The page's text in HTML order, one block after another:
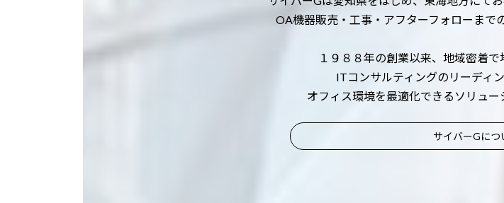
OA機器販売・工事・アフターフォローまで
１９８８年の創業以来、地域密着で
ITコンサルティングのリーディ
オフィス環境を最適化できるソリュー
サイバーGにつ